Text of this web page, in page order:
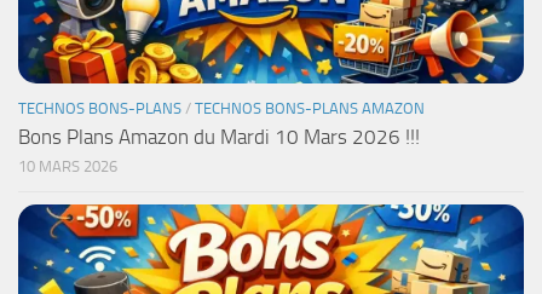
TECHNOS BONS-PLANS / TECHNOS BONS-PLANS AMAZON
Bons Plans Amazon du Mardi 10 Mars 2026 !!!
10 MARS 2026